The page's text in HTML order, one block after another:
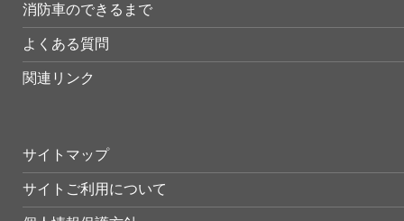
消防車のできるまで
よくある質問
関連リンク
サイトマップ
サイトご利用について